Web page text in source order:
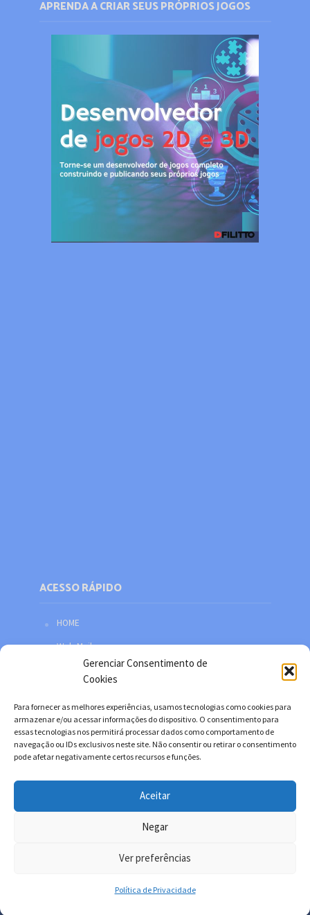
Gerenciar Consentimento de
Cookies
Para fornecer as melhores experiências, usamos tecnologias como cookies para
armazenar e/ou acessar informações do dispositivo. O consentimento para
essas tecnologias nos permitirá processar dados como comportamento de
navegação ou IDs exclusivos neste site. Não consentir ou retirar o consentimento
pode afetar negativamente certos recursos e funções.
Aceitar
Negar
Ver preferências
Política de Privacidade
APRENDA A CRIAR SEUS PRÓPRIOS JOGOS
ACESSO RÁPIDO
HOME
Web Mail
Política de privacidade
Facebook
Twitter
YouTube
Instagram
Copyright © 2026. Desenvolvido por Danilo Filitto.